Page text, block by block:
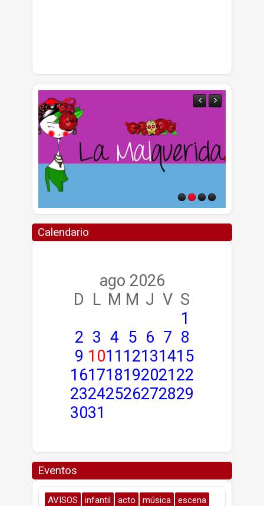
Calendario
ago 2026
D L M M J V S
1
2 3 4 5 6 7 8
9 1011 12131415
16171819202122
23242526272829
3031
Eventos
AVISOS infantil acto música
escena